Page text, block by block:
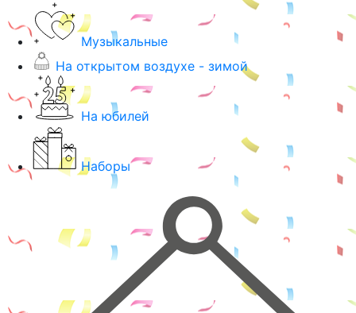
Музыкальные
На открытом воздухе - зимой
На юбилей
Наборы